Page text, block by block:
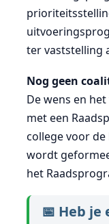
ter vaststelling
Nog geen
De wens en
met een
college voor
wordt
het
📅 Heb je